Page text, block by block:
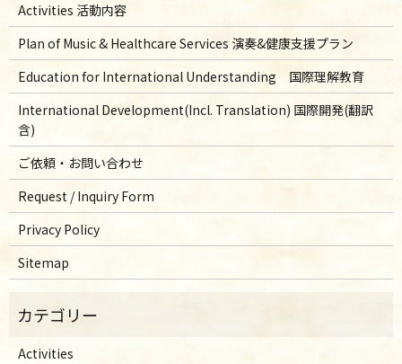
Activities 活動内容
Plan of Music & Healthcare Services 演奏&健康支援プラン
Education for International Understanding 国際理解教育
International Development(Incl. Translation) 国際開発(翻訳
含)
ご依頼・お問い合わせ
Request / Inquiry Form
Privacy Policy
Sitemap
Activities